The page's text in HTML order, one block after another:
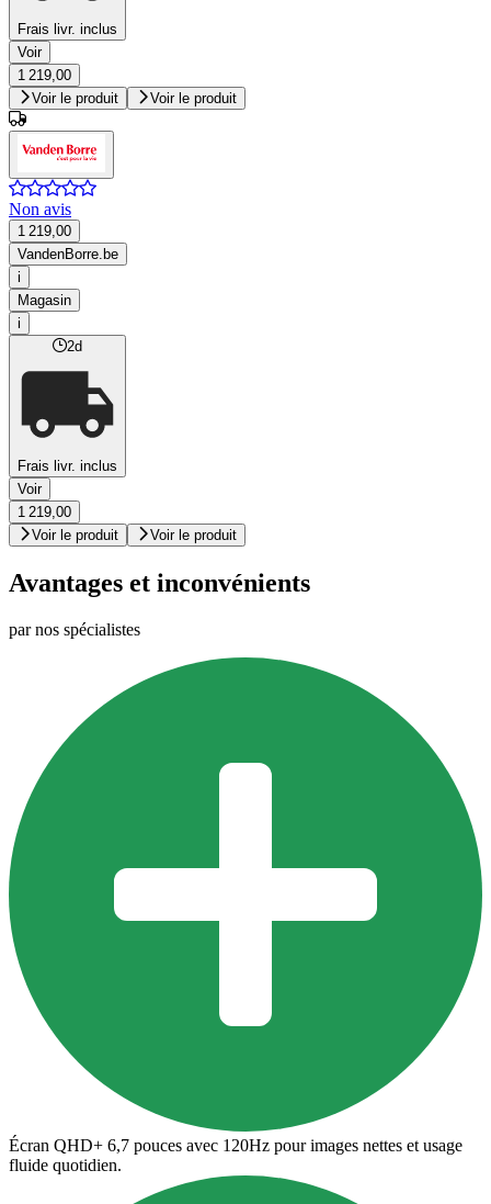
Frais livr. inclus
Voir
1 219,00
Voir le produit
Voir le produit
Non avis
1 219,00
VandenBorre.be
i
Magasin
i
2d
Frais livr. inclus
Voir
1 219,00
Voir le produit
Voir le produit
Avantages et inconvénients
par nos spécialistes
Écran QHD+ 6,7 pouces avec 120Hz pour images nettes et usage
fluide quotidien.